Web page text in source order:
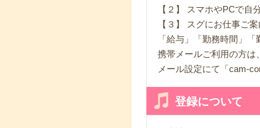
【２】 スマホやPCで
【３】 スグにお仕事ご案
「給与」「勤務時間」
携帯メールご利用の方は
メール設定にて「cam-
登録について